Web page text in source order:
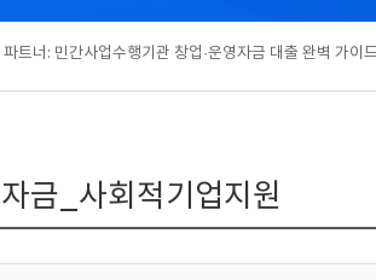
트너: 민간사업수행기관 창업·운영자금 대출 완벽 가이
금_사회적기업지원